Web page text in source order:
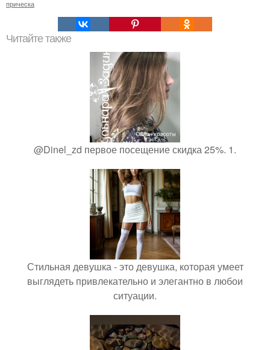
прическа
Читайте также
@Dinel_zd первое посещение скидка 25%. 1.
Стильная девушка - это девушка, которая умеет
выглядеть привлекательно и элегантно в любои
ситуации.